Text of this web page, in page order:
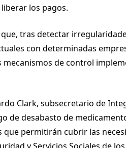
los pagos.
tras detectar
con determinadas
de control
Clark, subsecretario de
de desabasto de
permitirán cubrir las